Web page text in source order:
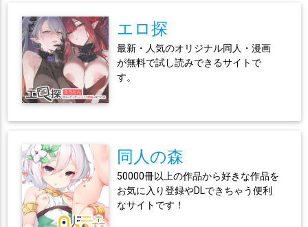
エロ探
最新・人気のオリジナル同人・漫画
が無料で試し読みできるサイトで
す。
同人の森
50000冊以上の作品から好きな作品を
お気に入り登録やDLできちゃう便利
なサイトです！